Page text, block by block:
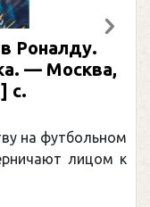
Роналду.
— Москва,
с.
на футбольном
лицом к